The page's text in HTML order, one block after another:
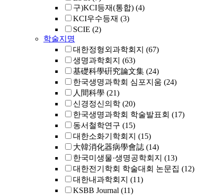
구)KCI등재(통합) (4)
KCI우수등재 (3)
SCIE (2)
학술지명
대한정형외과학회지 (67)
생명과학회지 (63)
基礎科學硏究論文集 (24)
한국생명과학회 심포지움 (24)
人間科學 (21)
신경정신의학 (20)
한국생명과학회 학술발표회 (17)
동서철학연구 (15)
대한소화기학회지 (15)
大韓消化器病學會誌 (14)
한국미생물·생명공학회지 (13)
대한전기학회 학술대회 논문집 (12)
대한내과학회지 (11)
KSBB Journal (11)